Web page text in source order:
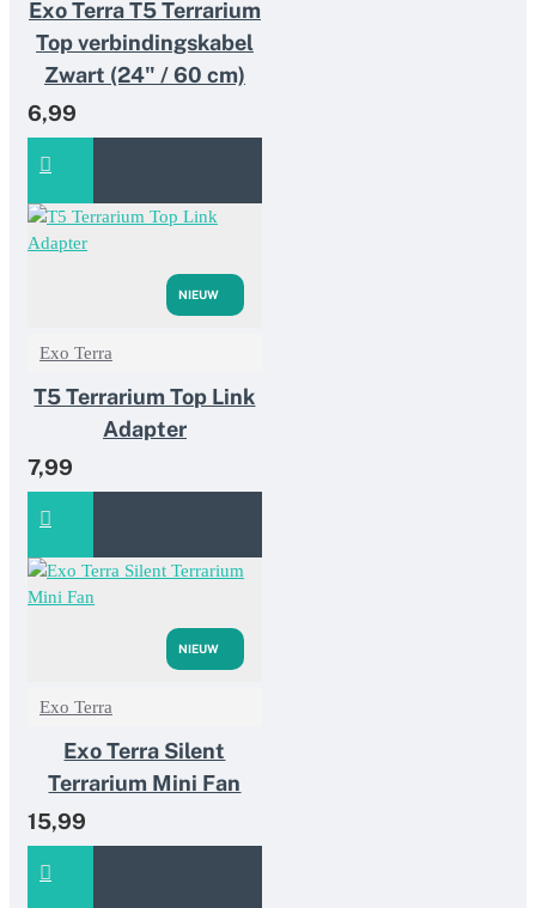
Exo Terra T5 Terrarium
Top verbindingskabel
Zwart (24" / 60 cm)
6,99
NIEUW
Exo Terra
T5 Terrarium Top Link
Adapter
7,99
NIEUW
Exo Terra
Exo Terra Silent
Terrarium Mini Fan
15,99